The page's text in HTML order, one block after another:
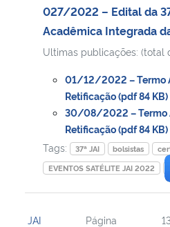
027/2022 – Edital da
Acadêmica Integrada
Ultimas publicações: (total
01/12/2022 – Termo
Retificação (pdf 84 KB)
30/08/2022 – Termo
Retificação (pdf 84 KB)
Tags:
37ª JAI bolsistas
EVENTOS SATÉLITE JAI 2022
JAI Página